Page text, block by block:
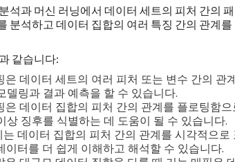
석과 머신 러닝에서 데이터 세트의 피처 간의
분석하고 데이터 집합의 여러 특징 간의 관계
같습니다:
은 데이터 세트의 여러 피처 또는 변수 간의 관
델링과 결과 예측을 할 수 있습니다.
은 데이터 집합의 피처 간의 관계를 플로팅함
상 징후를 식별하는 데 도움이 될 수 있습니다.
는 데이터 집합의 피처 간의 관계를 시각적으
이터를 더 쉽게 이해하고 해석할 수 있습니다.